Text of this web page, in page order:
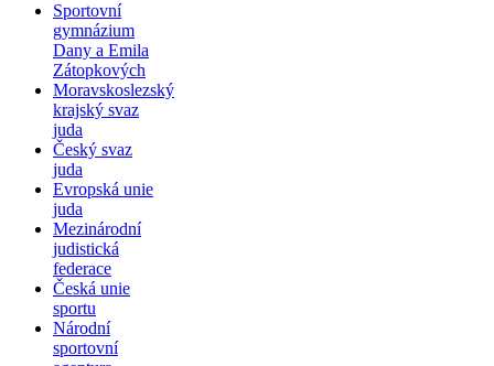
Sportovní
gymnázium
Dany a Emila
Zátopkových
Moravskoslezský
krajský svaz
juda
Český svaz
juda
Evropská unie
juda
Mezinárodní
judistická
federace
Česká unie
sportu
Národní
sportovní